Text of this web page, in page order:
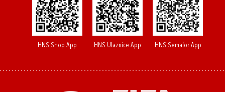
HNS Shop App HNS Ulaznice App HNS Semafor App